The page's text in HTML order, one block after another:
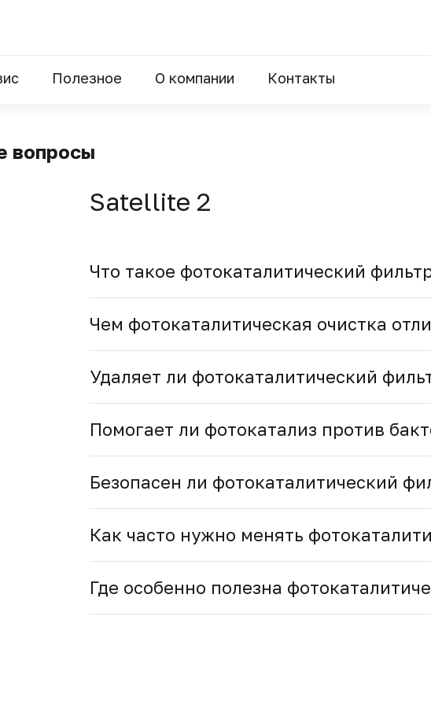
Полезное О компании Контакты
вопросы
Satellite 2
Что такое фотокаталитический
Чем фотокаталитическая очистка
Удаляет ли фотокаталитический
Помогает ли фотокатализ против
Безопасен ли фотокаталитический
Как часто нужно менять
Где особенно полезна